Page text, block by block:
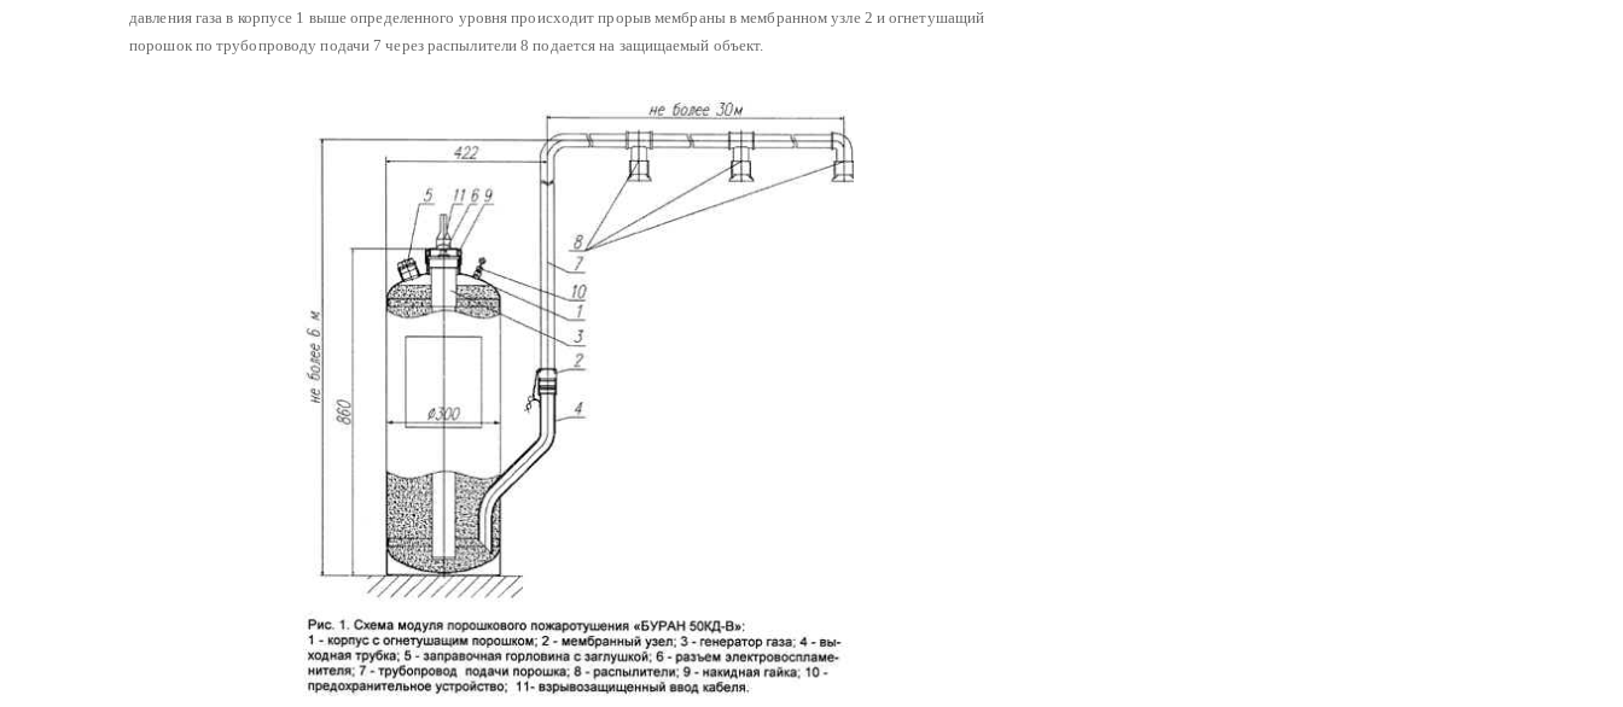
давления газа в корпусе 1 выше определенного уровня происходит прорыв мембраны в мембранном узле 2 и огнетушащий
порошок по трубопроводу подачи 7 через распылители 8 подается на защищаемый объект.